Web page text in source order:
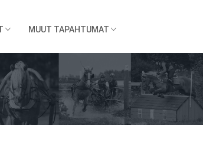
MUUT TAPAHTUMAT